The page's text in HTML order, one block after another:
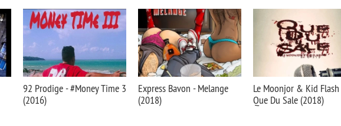
92 Prodige - #Money Time 3
(2016)
Express Bavon - Melange
(2018)
Le Moonjor & Kid
Que Du Sale (2018)